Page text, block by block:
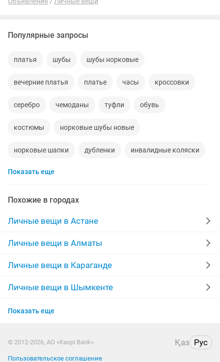
Популярные запросы
платья шубы шубы норковые
вечерние платья платье часы кроссовки
серебро чемоданы туфли обувь
костюмы норковые шубы новые
норковые шапки дубленки инвалидные коляски
дубленки мужские
сумка шубы мутон
сумки женские мужские костюмы
Показать еще
Похожие в городах
Личные вещи в Астане
Личные вещи в Алматы
Личные вещи в Караганде
Личные вещи в Шымкенте
Личные вещи в Усть-Каменогорске
Личные вещи в Таразе
Показать еще
© 2012-2026, АО «Kaspi Bank» Қаз Рус
Пользовательское соглашение